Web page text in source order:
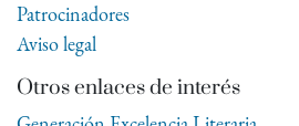
Patrocinadores
Aviso legal
Otros enlaces de interés